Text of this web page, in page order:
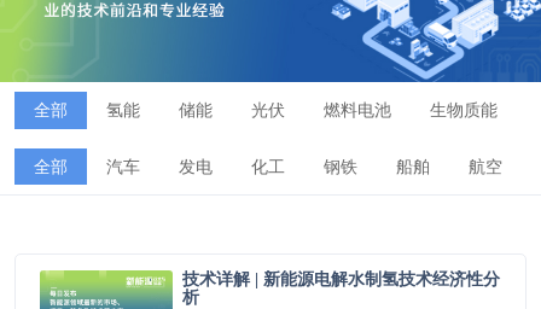
全部 氢能 储能 光伏 燃料电池 生物质能
全部 汽车 发电 化工 钢铁 船舶 航空
技术详解 | 新能源电解水制氢技术经济性分
析